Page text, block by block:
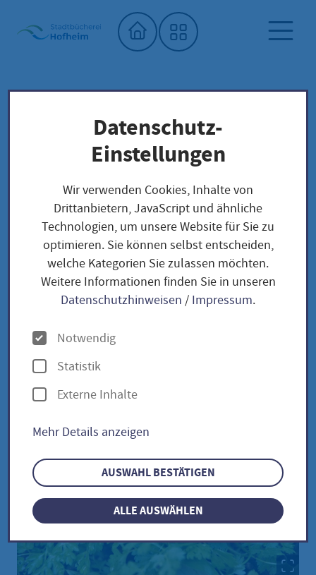
Startseite"
Stadtbücherei
Saatgutbibliothek
Unser Saatgut: Aussaat - Ernte -
Samengewinnung
Kräuter und Blumen
KRÄUTER
Kerbel / Anthriscus cerefolium
Kerbel / Anthriscus
cerefolium
Kerbel / Anthriscus cerefolium
Datenschutz-
Einstellungen
Wir verwenden Cookies, Inhalte von
Drittanbietern, JavaScript und ähnliche
Technologien, um unsere Website für Sie zu
optimieren. Sie können selbst entscheiden,
welche Kategorien Sie zulassen möchten.
Weitere Informationen finden Sie in unseren
Datenschutzhinweisen / Impressum.
O
p
t
i
e
n
Notwendig
Statistik
Externe Inhalte
Mehr Details anzeigen
AUSWAHL BESTÄTIGEN
ALLE AUSWÄHLEN